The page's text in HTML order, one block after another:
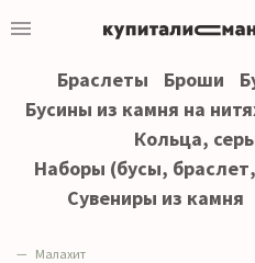
Браслеты Броши
Бусины из камня на
Кольца,
Наборы (бусы,
Сувениры из камня
Малахит